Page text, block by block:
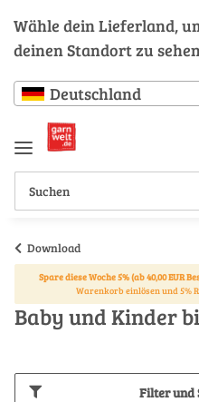
Wähle dein Lieferland,
deinen Standort zu
Deutschland
Download
Spare diese Woche 5% (ab 40,00 EUR
Warenkorb einlösen und 5%
Baby und Kinder
Filter und